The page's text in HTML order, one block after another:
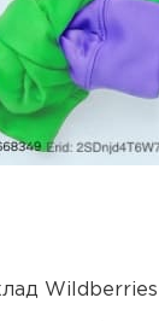
Wildberries